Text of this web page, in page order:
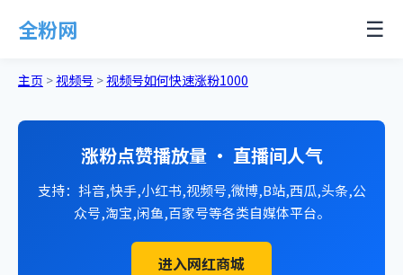
全粉网 ☰
主页 >视频号 >视频号如何快速涨粉1000
涨粉点赞播放量 · 直播间人气
支持：抖音,快手,小红书,视频号,微博,B站,西瓜,头条,公
众号,淘宝,闲鱼,百家号等各类自媒体平台。
进入网红商城